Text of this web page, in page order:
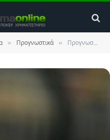
» Προγνωστικά » Προγνωστικά Campeonato Brasileiro 14/7